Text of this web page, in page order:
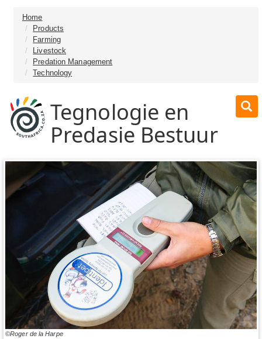
Home
Products
Farming
Livestock
Predation Management
Technology
Tegnologie en
Predasie Bestuur
©Roger de la Harpe